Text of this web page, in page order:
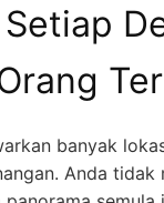
banyak
Anda tidak